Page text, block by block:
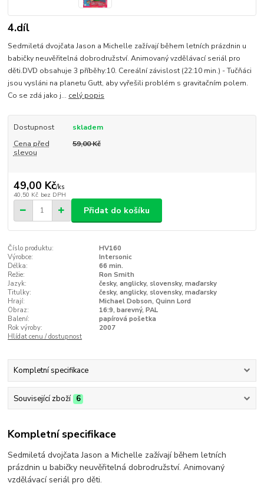
4.díl
Sedmiletá dvojčata Jason a Michelle zažívají během letních prázdnin u
babičky neuvěřitelná dobrodružství. Animovaný vzdělávací seriál pro
děti.DVD obsahuje 3 příběhy:10. Cereální závislost (22:10 min.) - Tučňáci
jsou vysláni na planetu Gutt, aby vyřešili problém s gravitačním polem.
Co se zdá jako j... celý popis
Dostupnost
skladem
Cena před
slevou
59,00 Kč
49,00 Kč/ks
40,50 Kč bez DPH
Přidat do košíku
Číslo produktu:
HV160
Výrobce:
Intersonic
Délka:
66 min.
Režie:
Ron Smith
Jazyk:
česky, anglicky, slovensky, maďarsky
Titulky:
česky, anglicky, slovensky, maďarsky
Hrají:
Michael Dobson, Quinn Lord
Obraz:
16:9, barevný, PAL
Balení:
papírová pošetka
Rok výroby:
2007
Hlídat cenu / dostupnost
Kompletní specifikace
Související zboží 6
Kompletní specifikace
Sedmiletá dvojčata Jason a Michelle zažívají během letních
prázdnin u babičky neuvěřitelná dobrodružství. Animovaný
vzdělávací seriál pro děti.